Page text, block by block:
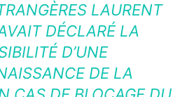
LAURENT
DÉCLARÉ LA
D’UNE
DE LA